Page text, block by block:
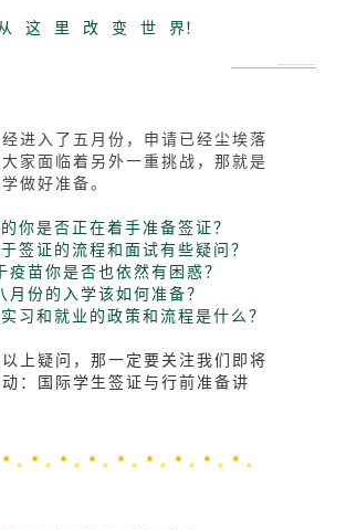
这 里 改 变 世 界！
进入了五月份，申请已经尘埃落
家面临着另外一重挑战，那就是
做好准备。
你是否正在着手准备签证？
签证的流程和面试有些疑问？
疫苗你是否也依然有困惑？
月份的入学该如何准备？
习和就业的政策和流程是什么？
上疑问，那一定要关注我们即将
：国际学生签证与行前准备讲